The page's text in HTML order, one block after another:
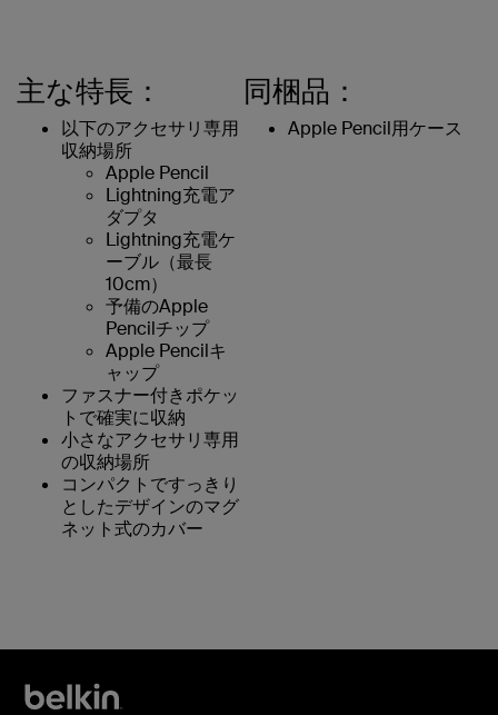
主な特長：
以下のアクセサリ専用
収納場所
Apple Pencil
Lightning充電ア
ダプタ
Lightning充電ケ
ーブル（最長
10cm）
予備のApple
Pencilチップ
Apple Pencilキ
ャップ
ファスナー付きポケッ
トで確実に収納
小さなアクセサリ専用
の収納場所
コンパクトですっきり
としたデザインのマグ
ネット式のカバー
同梱品：
Apple Pencil用ケース